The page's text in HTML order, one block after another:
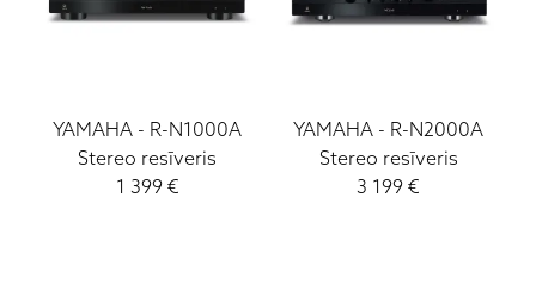
YAMAHA - R-N1000A
Stereo resīveris
1 399€
YAMAHA - R-N2000A
Stereo resīveris
3 199 €